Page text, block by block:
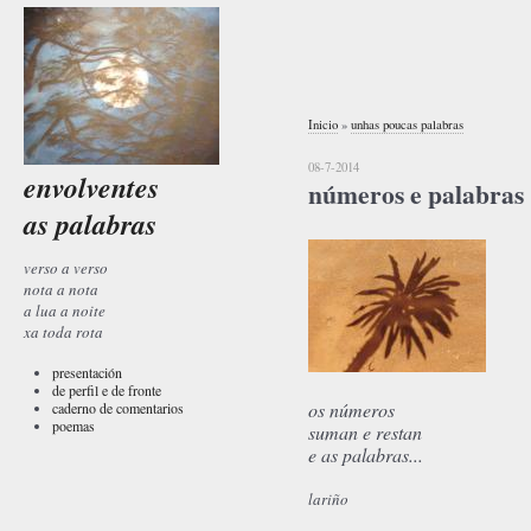
envolventes
as palabras
verso a verso
nota a nota
a lua a noite
xa toda rota
presentación
de perfil e de fronte
caderno de comentarios
poemas
Inicio » unhas poucas palabras
08-7-2014
números e palabras
os números
suman e restan
e as palabras...
lariño